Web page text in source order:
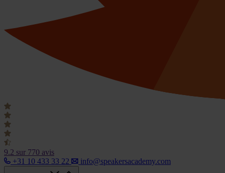
9.2 sur 770 avis
+31 10 433 33 22
info@speakersacademy.com